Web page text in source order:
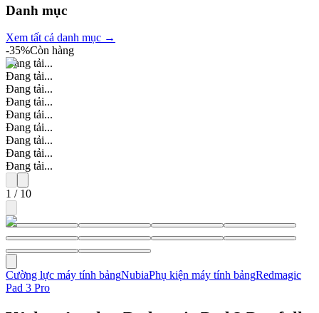
Danh mục
Xem tất cả danh mục →
-35%Còn hàng
Đang tải...
Đang tải...
Đang tải...
Đang tải...
Đang tải...
Đang tải...
Đang tải...
Đang tải...
Đang tải...
1 / 10
Cường lực máy tính bảngNubiaPhụ kiện máy tính bảngRedmagic
Pad 3 Pro